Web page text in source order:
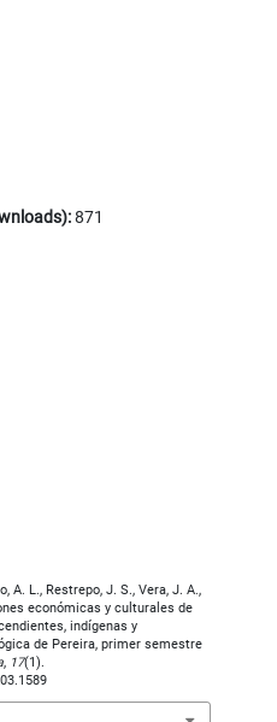
871
A. L., Restrepo, J. S., Vera, J. A.,
económicas y culturales de
indígenas y
de Pereira, primer semestre
, 17(1).